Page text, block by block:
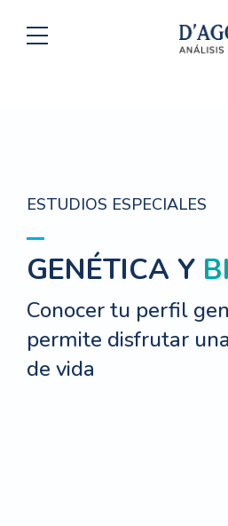
ESTUDIOS ESPECIALES
GENÉTICA Y
Conocer tu perfil
permite disfrutar
de vida